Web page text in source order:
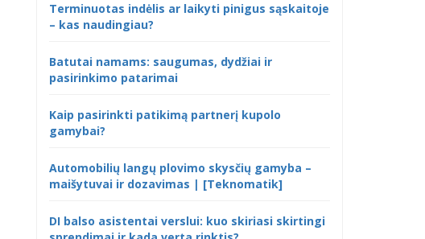
Terminuotas indėlis ar laikyti pinigus sąskaitoje
– kas naudingiau?
Batutai namams: saugumas, dydžiai ir
pasirinkimo patarimai
Kaip pasirinkti patikimą partnerį kupolo
gamybai?
Automobilių langų plovimo skysčių gamyba –
maišytuvai ir dozavimas | [Teknomatik]
DI balso asistentai verslui: kuo skiriasi skirtingi